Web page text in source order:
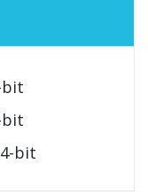
bit
bit
bit